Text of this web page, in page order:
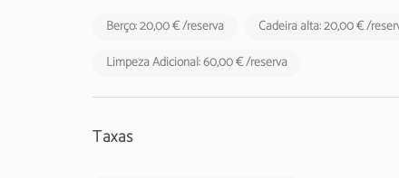
Berço: 20,00 € /reserva Cadeira alta: 20,00 € /
Limpeza Adicional: 60,00 € /reserva
Taxas